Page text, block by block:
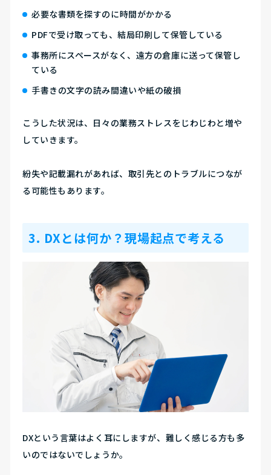
必要な書類を探すのに時間がかかる
PDFで受け取っても、結局印刷して保管している
事務所にスペースがなく、遠方の倉庫に送って保管し
ている
手書きの文字の読み間違いや紙の破損
こうした状況は、日々の業務ストレスをじわじわと増や
していきます。
紛失や記載漏れがあれば、取引先とのトラブルにつなが
る可能性もあります。
3. DXとは何か？現場起点で考える
DXという言葉はよく耳にしますが、難しく感じる方も多
いのではないでしょうか。